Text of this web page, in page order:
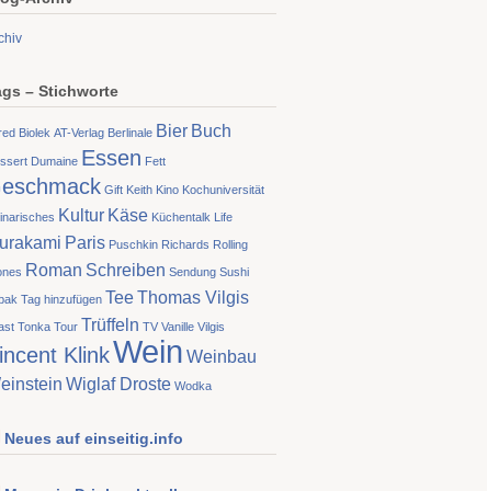
– Stichworte
Biolek AT-Verlag Berlinale Bier Buch
Dumaine Essen Fett
Gift Keith Kino Kochuniversität
Kultur Käse Küchentalk Life
Paris Puschkin Richards Rolling
Roman Schreiben Sendung Sushi
Tag hinzufügen TeeThomas Vilgis
Tonka Tour Trüffeln TV Vanille Vilgis
KlinkWein Weinbau
Wiglaf Droste Wodka
Neues auf einseitig.info